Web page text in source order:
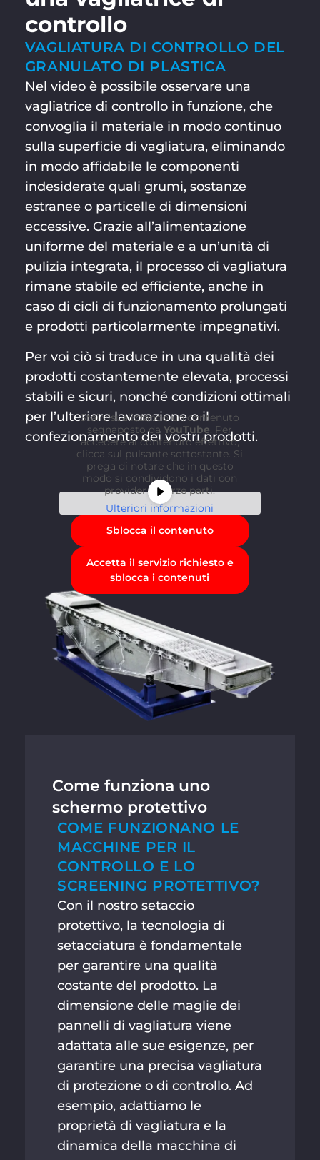
controllo
VAGLIATURA DI CONTROLLO DEL
GRANULATO DI PLASTICA
Nel video è possibile osservare una
vagliatrice di controllo in funzione, che
convoglia il materiale in modo continuo
sulla superficie di vagliatura, eliminando
in modo affidabile le componenti
indesiderate quali grumi, sostanze
estranee o particelle di dimensioni
eccessive. Grazie all’alimentazione
uniforme del materiale e a un’unità di
pulizia integrata, il processo di vagliatura
rimane stabile ed efficiente, anche in
caso di cicli di funzionamento prolungati
e prodotti particolarmente impegnativi.
Per voi ciò si traduce in una qualità dei
prodotti costantemente elevata, processi
stabili e sicuri, nonché condizioni ottimali
per l’ulteriore lavorazione o il
confezionamento dei vostri prodotti.
Stai visualizzando un contenuto
segnaposto daYouTube. Per
accedere al contenuto effettivo,
clicca sul pulsante sottostante. Si
prega di notare che in questo
modo si condividono i dati con
provider di terze parti.
Ulteriori informazioni
Sblocca il contenuto
Accetta il servizio richiesto e
sblocca i contenuti
Come funziona uno
schermo protettivo
COME FUNZIONANO LE
MACCHINE PER IL
CONTROLLO E LO
SCREENING PROTETTIVO?
Con il nostro setaccio
protettivo, la tecnologia di
setacciatura è fondamentale
per garantire una qualità
costante del prodotto. La
dimensione delle maglie dei
pannelli di vagliatura viene
adattata alle sue esigenze, per
garantire una precisa vagliatura
di protezione o di controllo. Ad
esempio, adattiamo le
proprietà di vagliatura e la
dinamica della macchina di